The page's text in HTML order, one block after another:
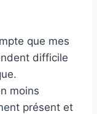
que mes
difficile
moins
présent et